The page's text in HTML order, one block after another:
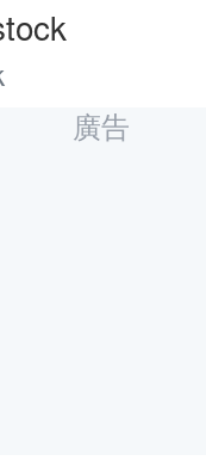
廣告